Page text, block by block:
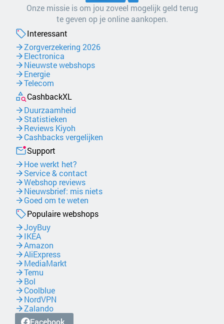
Onze missie is om jou zoveel mogelijk geld terug
te geven op je online aankopen.
Interessant
Zorgverzekering 2026
Electronica
Nieuwste webshops
Energie
Telecom
CashbackXL
Duurzaamheid
Statistieken
Reviews Kiyoh
Cashbacks vergelijken
Support
Hoe werkt het?
Service & contact
Webshop reviews
Nieuwsbrief: mis niets
Goed om te weten
Populaire webshops
JoyBuy
IKEA
Amazon
AliExpress
MediaMarkt
Temu
Bol
Coolblue
NordVPN
Zalando
Facebook